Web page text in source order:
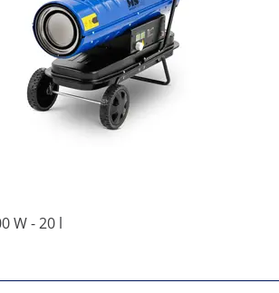
W - 20 l